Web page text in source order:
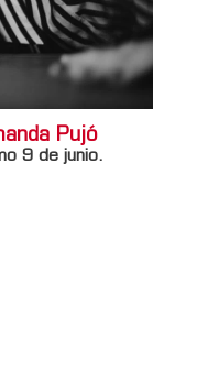
Pujó
9 de junio.